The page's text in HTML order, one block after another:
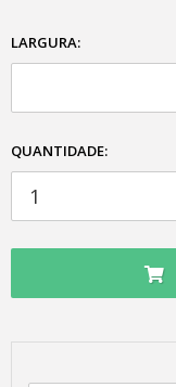
LARGURA:
QUANTIDADE: